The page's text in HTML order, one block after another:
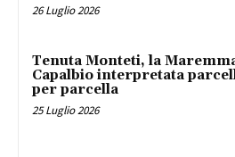
26 Luglio 2026
Tenuta Monteti, la
Capalbio interpretata
per parcella
25 Luglio 2026